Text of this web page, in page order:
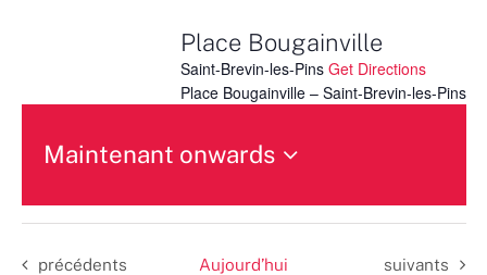
Place Bougainville
Saint-Brevin-les-Pins Get Directions
Place Bougainville – Saint-Brevin-les-Pins
Maintenant onwards
une
date.
Évènements
précédents Aujourd’hui Évènements
suivants